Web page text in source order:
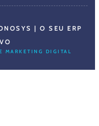
| O SEU ERP
MARKETING DIGITAL